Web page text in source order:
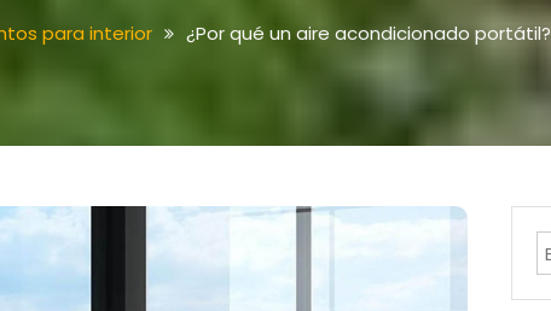
para interior ¿Por qué un aire acondicionado portátil?